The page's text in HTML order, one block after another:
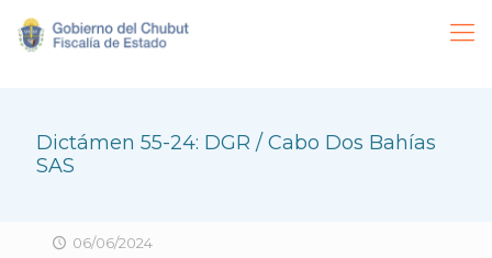
Dictámen 55-24: DGR / Cabo Dos Bahías
SAS
06/06/2024